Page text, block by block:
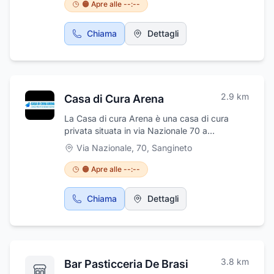
🟠 Apre alle --:--
Chiama Dettagli
Casa di Cura Arena 2.9 km
La Casa di cura Arena è una casa di cura
privata situata in via Nazionale 70 a
Sangineto in provincia di Cosenza. Si tratta di
una struttura ad indirizzo riabilitativo dotata di
30 posti letto di ricovero. La clinica è
convenzionata con il Sistema Sanitario
Nazionale ed è classificata come Unità
Operativa ad indirizzo monospecialistico,
clinica è aperta 24h su 24, gli orari della
Via Nazionale, 70, Sangineto
🟠 Apre alle --:--
Chiama Dettagli
Bar Pasticceria De Brasi 3.8 km